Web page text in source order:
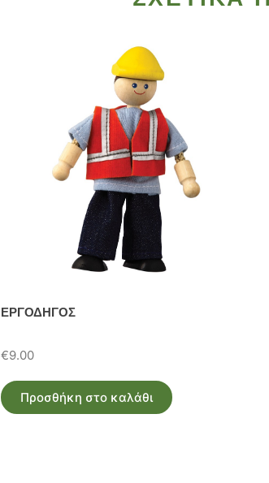
ΕΡΓΟΔΗΓΟΣ
€9.00
Προσθήκη στο καλάθι